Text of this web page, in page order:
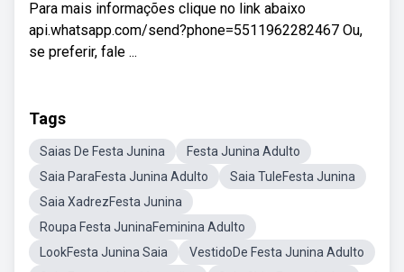
Para mais informações clique no link abaixo
api.whatsapp.com/send?phone=5511962282467 Ou,
se preferir, fale ...
Tags
Saias De Festa Junina
Festa Junina Adulto
Saia ParaFesta Junina Adulto
Saia TuleFesta Junina
Saia XadrezFesta Junina
Roupa Festa JuninaFeminina Adulto
LookFesta Junina Saia
VestidoDe Festa Junina Adulto